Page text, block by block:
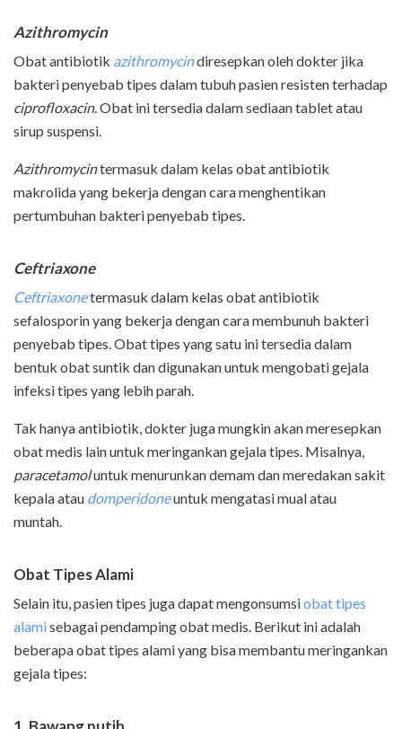
Azithromycin
Obat antibiotik azithromycindiresepkan oleh dokter jika
bakteri penyebab tipes dalam tubuh pasien resisten terhadap
ciprofloxacin. Obat ini tersedia dalam sediaan tablet atau
sirup suspensi.
Azithromycintermasuk dalam kelas obat antibiotik
makrolida yang bekerja dengan cara menghentikan
pertumbuhan bakteri penyebab tipes.
Ceftriaxone
Ceftriaxonetermasuk dalam kelas obat antibiotik
sefalosporin yang bekerja dengan cara membunuh bakteri
penyebab tipes. Obat tipes yang satu ini tersedia dalam
bentuk obat suntik dan digunakan untuk mengobati gejala
infeksi tipes yang lebih parah.
Tak hanya antibiotik, dokter juga mungkin akan meresepkan
obat medis lain untuk meringankan gejala tipes. Misalnya,
paracetamoluntuk menurunkan demam dan meredakan sakit
kepala atau domperidoneuntuk mengatasi mual atau
muntah.
Obat Tipes Alami
Selain itu, pasien tipes juga dapat mengonsumsiobat tipes
alamisebagai pendamping obat medis. Berikut ini adalah
beberapa obat tipes alami yang bisa membantu meringankan
gejala tipes: